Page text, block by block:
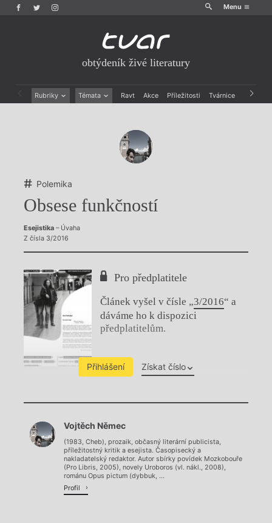
Menu
obtýdeník živé literatury
Rubriky Témata Ravt Akce Příležitosti Tvárnice Archiv
Polemika
Obsese funkčností
Esejistika– Úvaha
Z čísla 3/2016
Pro předplatitele
Článek vyšel v čísle „3/2016“ a
dáváme ho k dispozici
předplatitelům.
Přihlášení Získat číslo
Chviličku.
Načítá se.
Vojtěch Němec
(1983, Cheb), prozaik, občasný literární publicista,
příležitostný kritik a esejista. Časopisecký a
nakladatelský redaktor. Autor sbírky povídek Mozkobouře
(Pro Libris, 2005), novely Uroboros (vl. nákl., 2008),
románu Opus pictum (dybbuk, ...
Profil